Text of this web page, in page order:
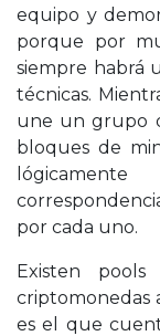
equipo y
porque por
siempre habrá
técnicas.
une un grupo
bloques de
por cada uno.
Existen
criptomonedas
es el que